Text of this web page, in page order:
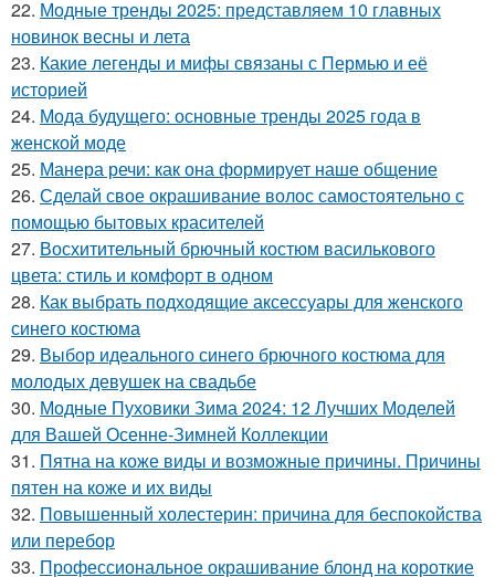
22. Модные тренды 2025: представляем 10 главных
новинок весны и лета
23. Какие легенды и мифы связаны с Пермью и её
историей
24. Мода будущего: основные тренды 2025 года в
женской моде
25. Манера речи: как она формирует наше общение
26. Сделай свое окрашивание волос самостоятельно с
помощью бытовых красителей
27. Восхитительный брючный костюм василькового
цвета: стиль и комфорт в одном
28. Как выбрать подходящие аксессуары для женского
синего костюма
29. Выбор идеального синего брючного костюма для
молодых девушек на свадьбе
30. Модные Пуховики Зима 2024: 12 Лучших Моделей
для Вашей Осенне-Зимней Коллекции
31. Пятна на коже виды и возможные причины. Причины
пятен на коже и их виды
32. Повышенный холестерин: причина для беспокойства
или перебор
33. Профессиональное окрашивание блонд на короткие